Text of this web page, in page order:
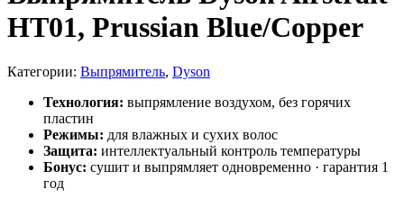
HT01, Prussian Blue/Copper
Категории: Выпрямитель, Dyson
Технология: выпрямление воздухом, без горячих
пластин
Режимы: для влажных и сухих волос
Защита: интеллектуальный контроль температуры
Бонус: сушит и выпрямляет одновременно · гарантия 1
год